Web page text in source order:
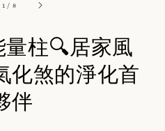
1 / 8
量柱🔍居家風
化煞的淨化首
伴